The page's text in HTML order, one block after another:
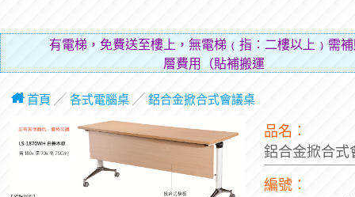
有電梯，免費送至樓上，無電梯﹙指︰二樓以上﹚需
層費用（貼補搬運人的
首頁 ╱ 各式電腦桌╱ 鋁合金掀合式會議桌
品名︰
鋁合金掀合
編號︰